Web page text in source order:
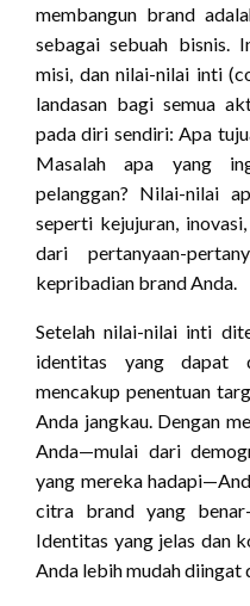
membangun brand
sebagai sebuah bisnis.
misi, dan nilai-nilai inti
landasan bagi semua
pada diri sendiri: Apa
Masalah apa yang
pelanggan? Nilai-nilai
seperti kejujuran,
dari pertanyaan-
kepribadian brand Anda.
Setelah nilai-nilai inti
identitas yang dapat
mencakup penentuan
Anda jangkau. Dengan
Anda—mulai dari
yang mereka
citra brand yang
Identitas yang jelas dan
Anda lebih mudah diingat